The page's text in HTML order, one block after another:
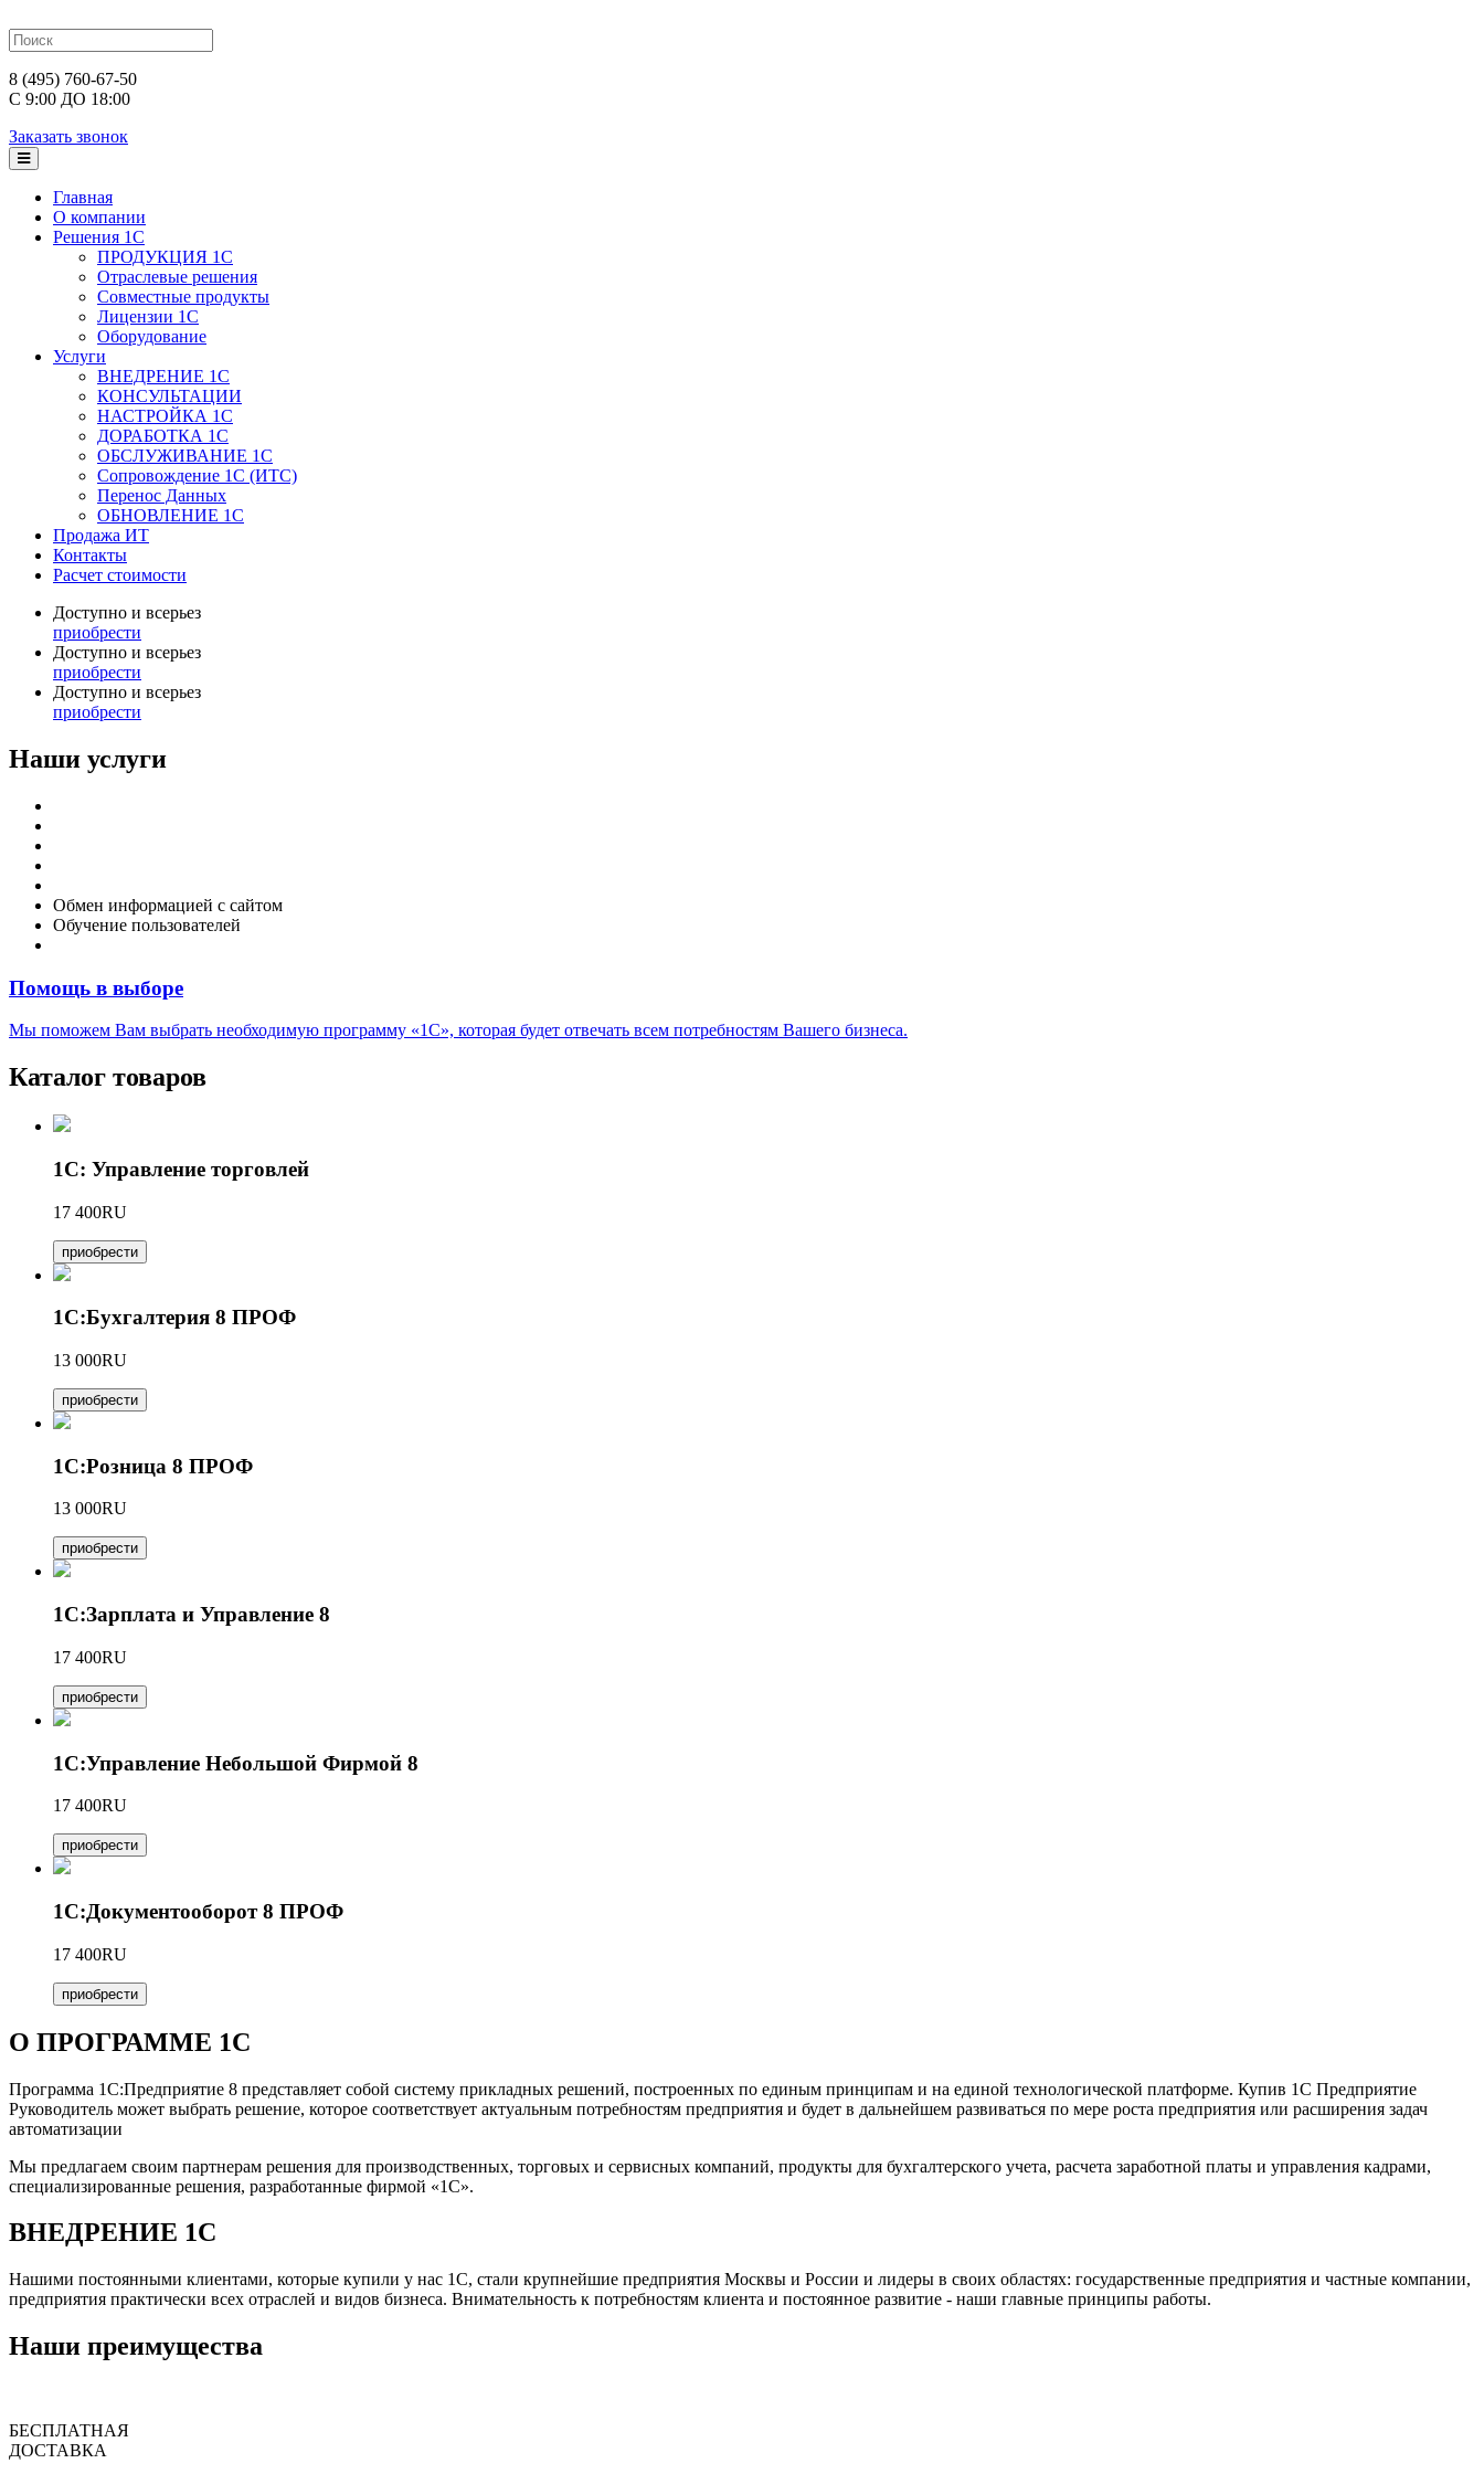
8 (495) 760-67-50
С 9:00 ДО 18:00
Заказать звонок
Главная
О компании
Решения 1С
ПРОДУКЦИЯ 1С
Отраслевые решения
Совместные продукты
Лицензии 1С
Оборудование
Услуги
ВНЕДРЕНИЕ 1С
КОНСУЛЬТАЦИИ
НАСТРОЙКА 1С
ДОРАБОТКА 1С
ОБСЛУЖИВАНИЕ 1С
Сопровождение 1С (ИТС)
Перенос Данных
ОБНОВЛЕНИЕ 1С
Продажа ИТ
Контакты
Расчет стоимости
Доступно и всерьез
приобрести
Доступно и всерьез
приобрести
Доступно и всерьез
приобрести
Наши услуги
Обмен информацией с сайтом
Обучение пользователей
Помощь в выборе
Мы поможем Вам выбрать необходимую программу «1С», которая будет отвечать всем потребностям Вашего бизнеса.
Каталог товаров
1С: Управление торговлей
17 400RU
приобрести
1С:Бухгалтерия 8 ПРОФ
13 000RU
приобрести
1С:Розница 8 ПРОФ
13 000RU
приобрести
1С:Зарплата и Управление 8
17 400RU
приобрести
1С:Управление Небольшой Фирмой 8
17 400RU
приобрести
1С:Документооборот 8 ПРОФ
17 400RU
приобрести
О ПРОГРАММЕ 1С
Программа 1С:Предприятие 8 представляет собой систему прикладных решений, построенных по единым принципам и на единой технологической платформе. Купив 1С Предприятие
Руководитель может выбрать решение, которое соответствует актуальным потребностям предприятия и будет в дальнейшем развиваться по мере роста предприятия или расширения задач
автоматизации
Мы предлагаем своим партнерам решения для производственных, торговых и сервисных компаний, продукты для бухгалтерского учета, расчета заработной платы и управления кадрами,
специализированные решения, разработанные фирмой «1С».
ВНЕДРЕНИЕ 1С
Нашими постоянными клиентами, которые купили у нас 1С, стали крупнейшие предприятия Москвы и России и лидеры в своих областях: государственные предприятия и частные компании,
предприятия практически всех отраслей и видов бизнеса. Внимательность к потребностям клиента и постоянное развитие - наши главные принципы работы.
Наши преимущества
БЕСПЛАТНАЯ
ДОСТАВКА